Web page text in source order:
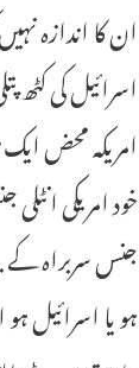
ان کا اندازہ
اسرائیل کی
امریکہ محض
خود امریکی
جنس سربراہ کے
ہو یا اسرائیل